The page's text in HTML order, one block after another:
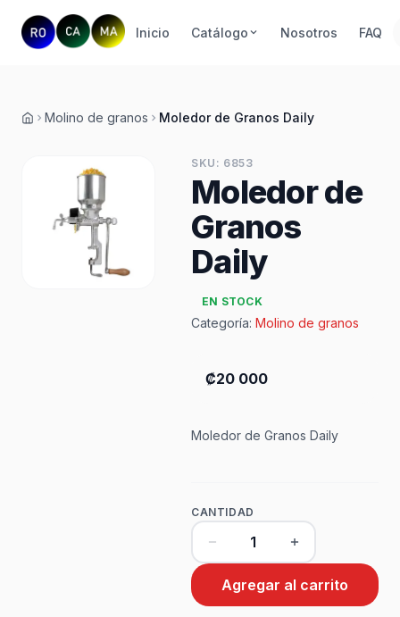
Inicio Catálogo Nosotros FAQ
Inicio
Molino de granos Moledor de Granos Daily
SKU: 6853
Moledor de
Granos
Daily
EN STOCK
Categoría: Molino de granos
₡20 000
Moledor de Granos Daily
CANTIDAD
Agregar al carrito